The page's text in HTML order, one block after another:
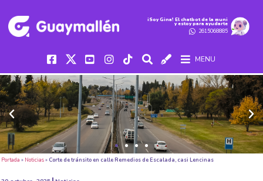
iSoy Gina! El chatbot de la muni
y estoy para ayudarte
2615068885
MENU
Portada » Noticias» Corte de tránsito en calle Remedios de Escalada, casi Lencinas